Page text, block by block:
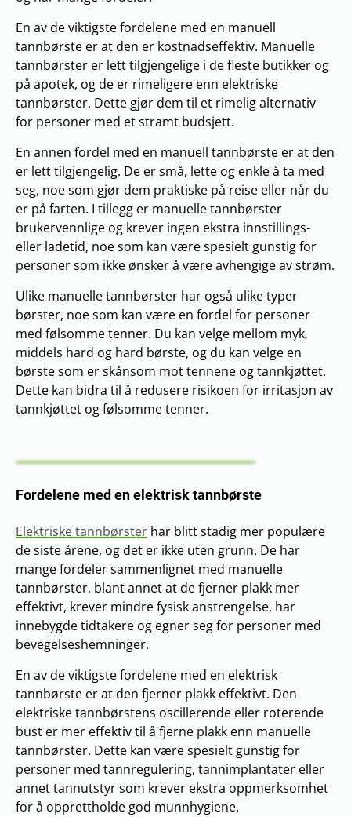
En av de viktigste fordelene med en manuell
tannbørste er at den er kostnadseffektiv. Manuelle
tannbørster er lett tilgjengelige i de fleste butikker og
på apotek, og de er rimeligere enn elektriske
tannbørster. Dette gjør dem til et rimelig alternativ
for personer med et stramt budsjett.
En annen fordel med en manuell tannbørste er at den
er lett tilgjengelig. De er små, lette og enkle å ta med
seg, noe som gjør dem praktiske på reise eller når du
er på farten. I tillegg er manuelle tannbørster
brukervennlige og krever ingen ekstra innstillings-
eller ladetid, noe som kan være spesielt gunstig for
personer som ikke ønsker å være avhengige av strøm.
Ulike manuelle tannbørster har også ulike typer
børster, noe som kan være en fordel for personer
med følsomme tenner. Du kan velge mellom myk,
middels hard og hard børste, og du kan velge en
børste som er skånsom mot tennene og tannkjøttet.
Dette kan bidra til å redusere risikoen for irritasjon av
tannkjøttet og følsomme tenner.
Fordelene med en elektrisk tannbørste
Elektriske tannbørster har blitt stadig mer populære
de siste årene, og det er ikke uten grunn. De har
mange fordeler sammenlignet med manuelle
tannbørster, blant annet at de fjerner plakk mer
effektivt, krever mindre fysisk anstrengelse, har
innebygde tidtakere og egner seg for personer med
bevegelseshemninger.
En av de viktigste fordelene med en elektrisk
tannbørste er at den fjerner plakk effektivt. Den
elektriske tannbørstens oscillerende eller roterende
bust er mer effektiv til å fjerne plakk enn manuelle
tannbørster. Dette kan være spesielt gunstig for
personer med tannregulering, tannimplantater eller
annet tannutstyr som krever ekstra oppmerksomhet
for å opprettholde god munnhygiene.